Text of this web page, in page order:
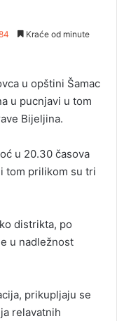
Kraće od minute
u opštini Šamac
u pucnjavi u tom
Bijeljina.
u 20.30 časova
tom prilikom su tri
distrikta, po
u nadležnost
prikupljaju se
relavatnih